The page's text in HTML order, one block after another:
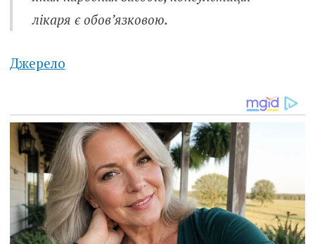
лiкаря є обов’язковою.
Джерело